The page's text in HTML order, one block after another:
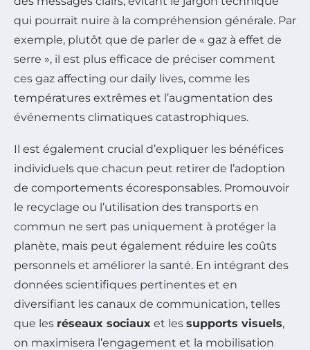
qui pourrait nuire à la compréhension générale. Par
exemple, plutôt que de parler de « gaz à effet de
serre », il est plus efficace de préciser comment
ces gaz affecting our daily lives, comme les
températures extrêmes et l’augmentation des
événements climatiques catastrophiques.
Il est également crucial d’expliquer les bénéfices
individuels que chacun peut retirer de l’adoption
de comportements écoresponsables. Promouvoir
le recyclage ou l’utilisation des transports en
commun ne sert pas uniquement à protéger la
planète, mais peut également réduire les coûts
personnels et améliorer la santé. En intégrant des
données scientifiques pertinentes et en
diversifiant les canaux de communication, telles
que les réseaux sociaux et les supports visuels,
on maximisera l’engagement et la mobilisation